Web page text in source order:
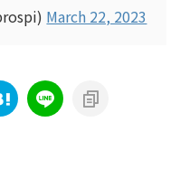
March 22, 2023